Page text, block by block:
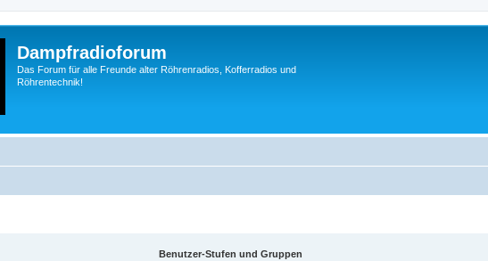
Dampfradioforum
Das Forum für alle Freunde alter Röhrenradios, Kofferradios und
Röhrentechnik!
Benutzer-Stufen und Gruppen